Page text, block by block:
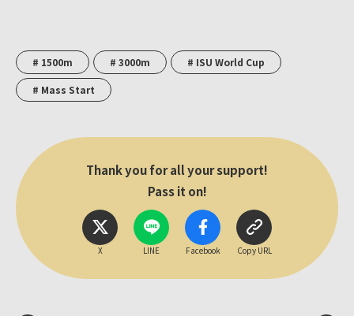
# 1500m # 3000m # ISU World Cup
# Mass Start
Thank you for all your support!
Pass it on!
X LINE Facebook Copy URL